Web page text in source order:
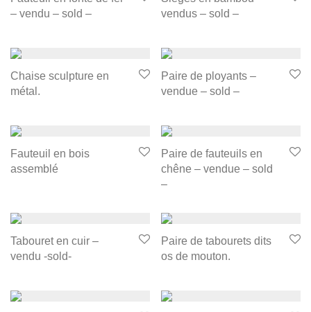
– vendu – sold –
vendus – sold –
Chaise sculpture en
métal.
Paire de ployants –
vendue – sold –
Fauteuil en bois
assemblé
Paire de fauteuils en
chêne – vendue – sold
–
Tabouret en cuir –
vendu -sold-
Paire de tabourets dits
os de mouton.